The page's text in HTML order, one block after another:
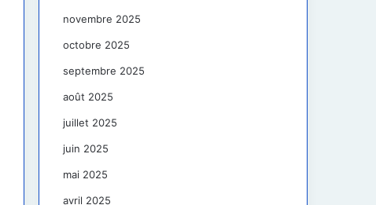
novembre 2025
octobre 2025
septembre 2025
août 2025
juillet 2025
juin 2025
mai 2025
avril 2025